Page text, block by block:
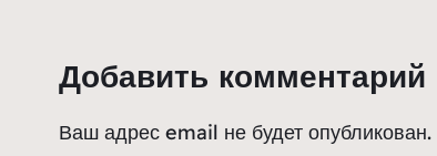
Добавить комментарий
Ваш адрес email не будет опубликован.